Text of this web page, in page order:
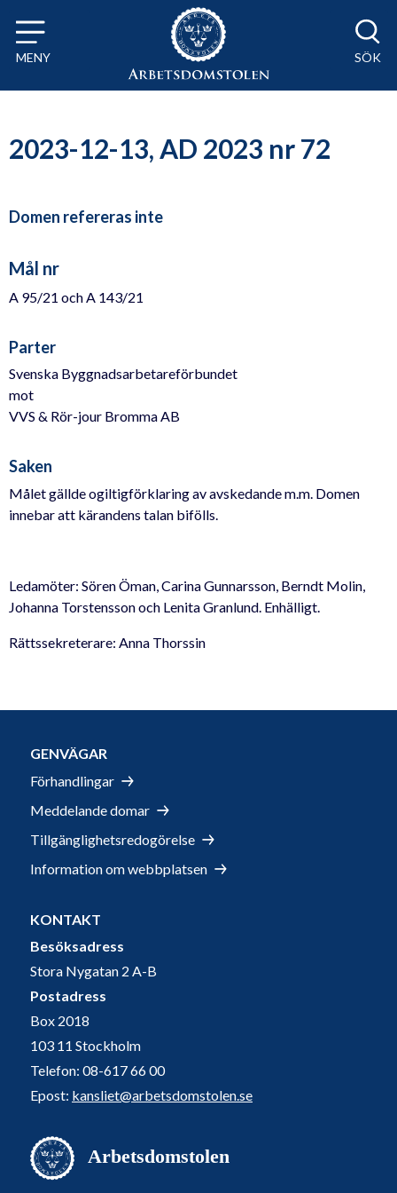
Till innehåll på sidan x
MENY SÖK
2023-12-13, AD 2023 nr 72
Domen refereras inte
Mål nr
A 95/21 och A 143/21
Parter
Svenska Byggnadsarbetareförbundet
mot
VVS & Rör-jour Bromma AB
Saken
Målet gällde ogiltigförklaring av avskedande m.m. Domen
innebar att kärandens talan bifölls.
Ledamöter: Sören Öman, Carina Gunnarsson, Berndt Molin,
Johanna Torstensson och Lenita Granlund. Enhälligt.
Rättssekreterare: Anna Thorssin
GENVÄGAR
Förhandlingar
Meddelande domar
Tillgänglighetsredogörelse
Information om webbplatsen
KONTAKT
Besöksadress
Stora Nygatan 2 A-B
Postadress
Box 2018
103 11 Stockholm
Telefon: 08-617 66 00
Epost: kansliet@arbetsdomstolen.se